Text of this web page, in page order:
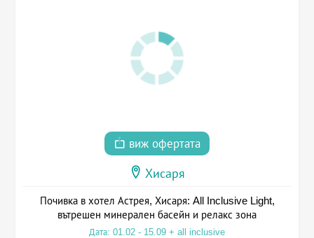
виж офертата
Хисаря
Почивка в хотел Астрея, Хисаря: All Inclusive Light,
вътрешен минерален басейн и релакс зона
Дата: 01.02 - 15.09 + all inclusive